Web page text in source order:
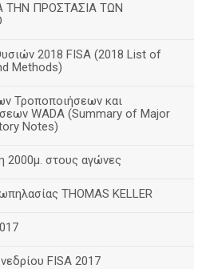
ΤΗΝ ΠΡΟΣΤΑΣΙΑ ΤΩΝ
2018 FISA (2018 List of
Methods)
Τροποποιήσεων και
WADA (Summary of Major
Notes)
2000μ. στους αγώνες
THOMAS KELLER
FISA 2017